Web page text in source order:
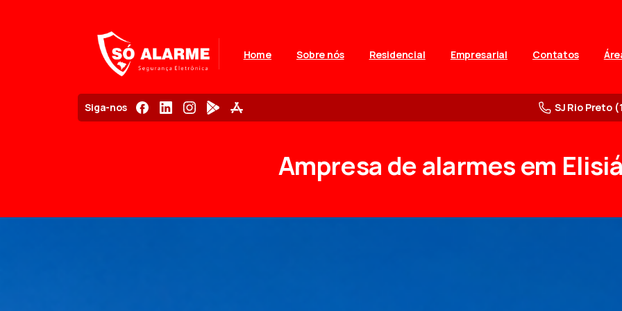
Home Sobre nós Residencial Empresarial Contatos
Siga-nos SJ Rio Preto
Ampresa dealarmesem